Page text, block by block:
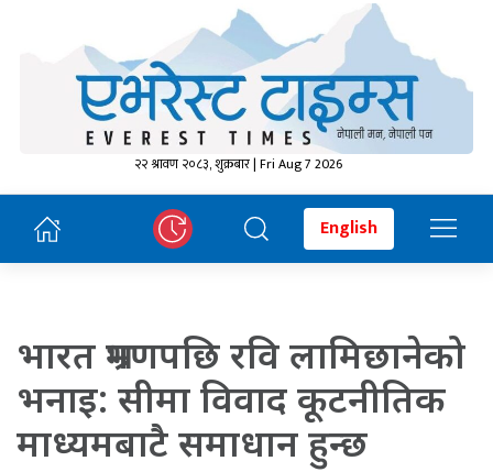
२२ श्रावण २०८३, शुक्रबार | Fri Aug 7 2026
English
भारत भ्रमणपछि रवि लामिछानेको
भनाइ: सीमा विवाद कूटनीतिक
माध्यमबाटै समाधान हुन्छ